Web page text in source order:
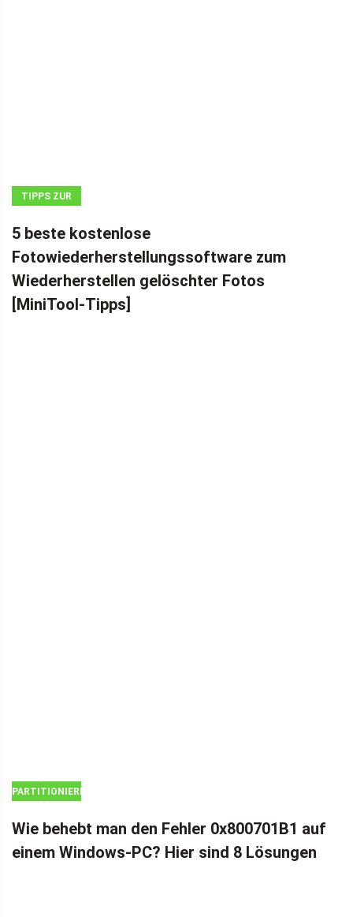
TIPPS ZUR
5 beste kostenlose
Fotowiederherstellungssoftware zum
Wiederherstellen gelöschter Fotos
[MiniTool-Tipps]
PARTITIONIEREN
FESTPLATTE
Wie behebt man den Fehler 0x800701B1 auf
einem Windows-PC? Hier sind 8 Lösungen